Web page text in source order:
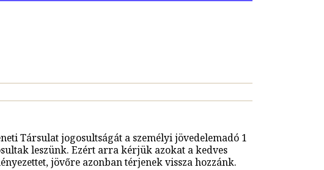
Társulat jogosultságát a személyi jövedelemadó 1
leszünk. Ezért arra kérjük azokat a kedves
jövőre azonban térjenek vissza hozzánk.